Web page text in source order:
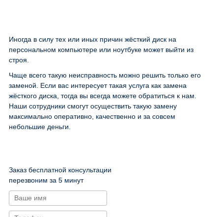
Иногда в силу тех или иных причин жёсткий диск на
персональном компьютере или ноутбуке может выйти из
строя.
Чаще всего такую неисправность можно решить только его
заменой. Если вас интересует такая услуга как замена
жёсткого диска, тогда вы всегда можете обратиться к нам.
Наши сотрудники смогут осуществить такую замену
максимально оперативно, качественно и за совсем
небольшие деньги.
Заказ бесплатной консультации
перезвоним за 5 минут